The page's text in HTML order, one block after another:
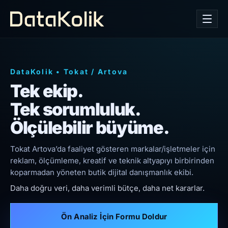
DataKolik • Tokat / Artova
Tek ekip.
Tek sorumluluk.
Ölçülebilir büyüme.
Tokat Artova’da faaliyet gösteren markalar/işletmeler için
reklam, ölçümleme, kreatif ve teknik altyapıyı birbirinden
koparmadan yöneten butik dijital danışmanlık ekibi.
Daha doğru veri, daha verimli bütçe, daha net kararlar.
Ön Analiz İçin Formu Doldur